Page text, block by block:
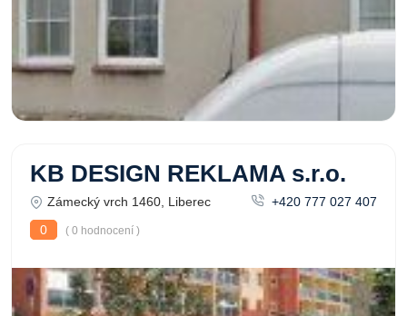
KB DESIGN REKLAMA s.r.o.
Zámecký vrch 1460, Liberec
+420 777 027 407
0
( 0 hodnocení )